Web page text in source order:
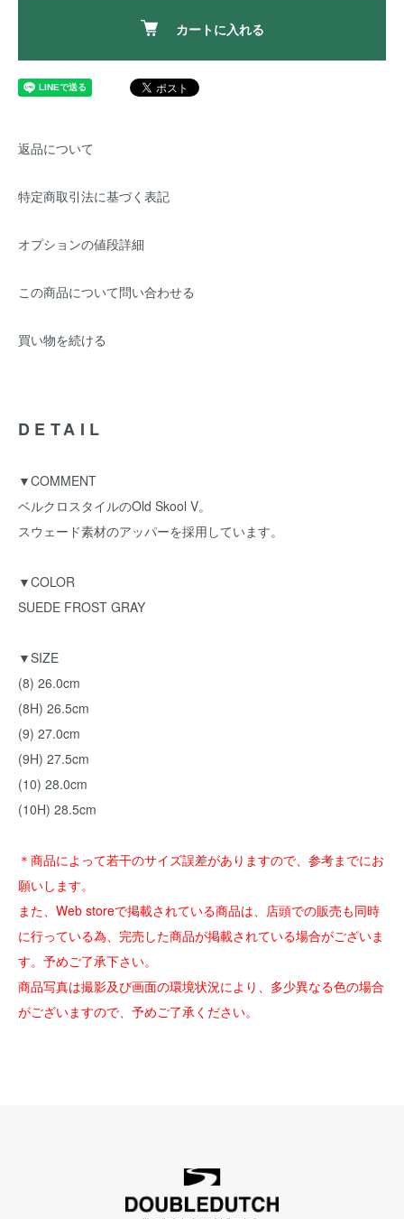
カートに入れる
返品について
特定商取引法に基づく表記
オプションの値段詳細
この商品について問い合わせる
買い物を続ける
DETAIL
▼COMMENT
ベルクロスタイルのOld Skool V。
スウェード素材のアッパーを採用しています。
▼COLOR
SUEDE FROST GRAY
▼SIZE
(8) 26.0cm
(8H) 26.5cm
(9) 27.0cm
(9H) 27.5cm
(10) 28.0cm
(10H) 28.5cm
＊商品によって若干のサイズ誤差がありますので、参考までにお
願いします。
また、Web storeで掲載されている商品は、店頭での販売も同時
に行っている為、完売した商品が掲載されている場合がございま
す。予めご了承下さい。
商品写真は撮影及び画面の環境状況により、多少異なる色の場合
がございますので、予めご了承ください。